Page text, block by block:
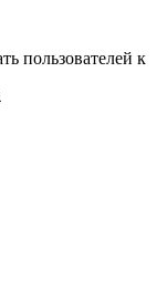
пользователей к